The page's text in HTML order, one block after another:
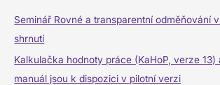
Seminář Rovné a transparentní odměňování
shrnutí
Kalkulačka hodnoty práce (KaHoP, verze 13)
manuál jsou k dispozici v pilotní verzi